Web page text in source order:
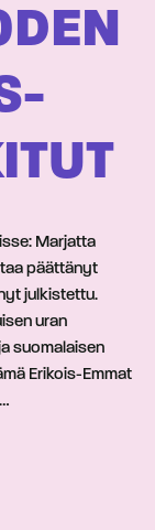
Marjatta
päättänyt
julkistettu.
uran
suomalaisen
Erikois-Emmat